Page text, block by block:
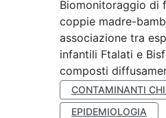
Biomonitoraggio di
coppie madre-
associazione tra
infantili Ftalati e
composti
CONTAMINANTI
EPIDEMIOLOGIA